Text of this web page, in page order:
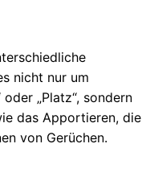
nicht nur um
„Platz“, sondern
das Apportieren, die
von Gerüchen.